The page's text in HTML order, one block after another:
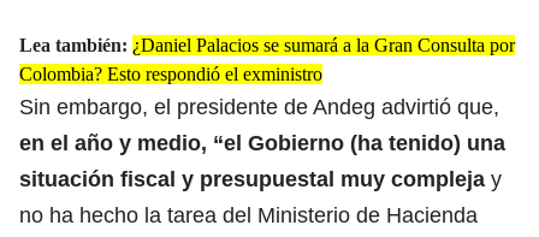
Lea también: ¿Daniel Palacios se sumará a la Gran Consulta por
Colombia? Esto respondió el exministro
Sin embargo, el presidente de Andeg advirtió que,
en el año y medio, “el Gobierno (ha tenido) una
situación fiscal y presupuestal muy compleja y
no ha hecho la tarea del Ministerio de Hacienda